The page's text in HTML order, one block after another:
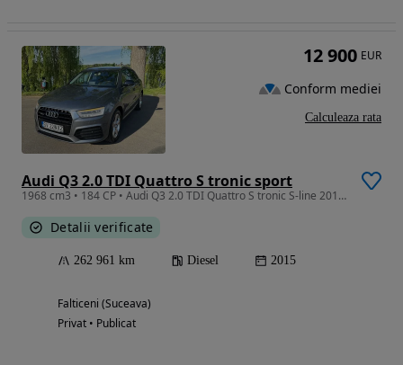
Audi Q3 2.0 TDI Quattro S tronic sport
1968 cm3 • 184 CP • Audi Q3 2.0 TDI Quattro S tronic S-line 2015 Automat
Detalii verificate
262 961 km Diesel 2015
Falticeni (Suceava)
Privat • Publicat
12 900 EUR
Conform mediei
Calculeaza rata